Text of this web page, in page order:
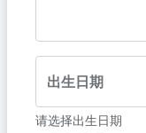
出生日期
请选择出生日期